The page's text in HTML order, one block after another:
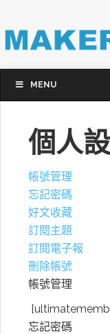
MENU
個人
帳號管理
忘記密碼
好文收藏
訂閱主題
訂閱電子報
刪除帳號
帳號管理
忘記密碼